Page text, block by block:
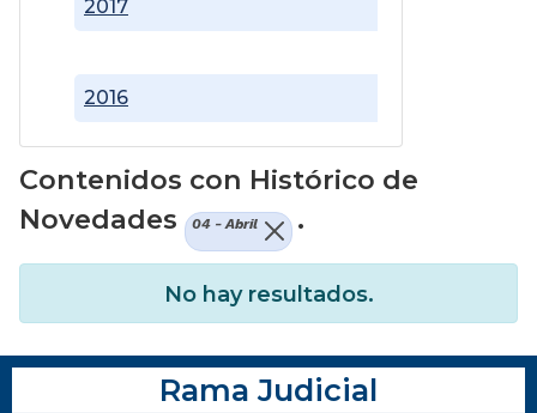
2016
2017
Contenidos con Histórico de
Novedades
04 - Abril .
No hay resultados.
Rama Judicial